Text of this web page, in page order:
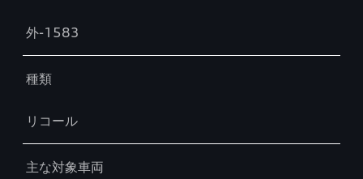
外-1583
種類
リコール
主な対象車両